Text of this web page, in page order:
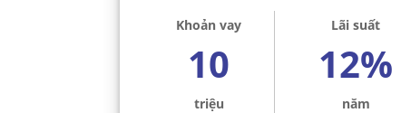
Khoản vay
10
triệu
Lãi suất
12%
năm